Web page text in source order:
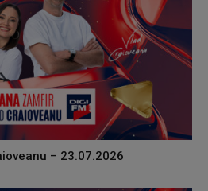
– 23.07.2026